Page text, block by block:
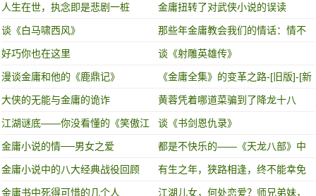
诀》
人生在世，执念即是悲剧一桩 金庸扭转了对武侠小说的误读
谈《白马啸西风》
那些年金庸教会我们的情话：情不
知所起 一往而深！
好巧你也在这里 谈《射雕英雄传》
漫谈金庸和他的《鹿鼎记》
《金庸全集》的变革之路-[旧版]-[新
版]-[新修版]
大侠的无能与金庸的诡诈
黄蓉凭着哪道菜骗到了降龙十八
掌？
江湖谜底——你没看懂的《笑傲江
湖》（2）
谈《书剑恩仇录》
金庸小说的情──男女之爱
都是不快乐的——《天龙八部》中
的人物
金庸小说中的八大经典战役回顾 有生之年，狭路相逢，终不能幸免
金庸书中死得可惜的几个人
江湖儿女，何处恋爱？师兄弟妹，